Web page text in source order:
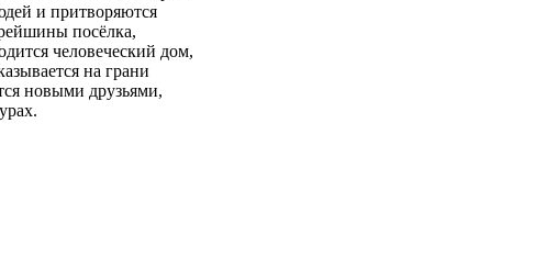
и притворяются
посёлка,
человеческий дом,
на грани
новыми друзьями,